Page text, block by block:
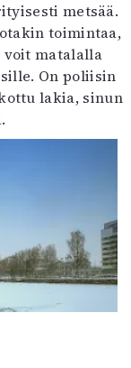
metsää.
toimintaa,
voit matalalla
On poliisin
lakia, sinun